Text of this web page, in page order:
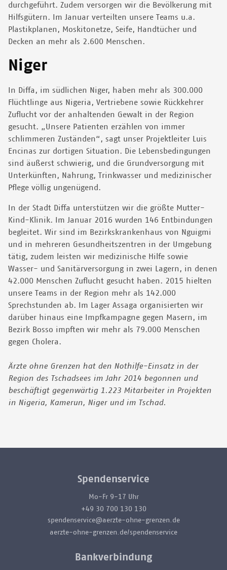
durchgeführt. Zudem versorgen wir die Bevölkerung mit
Hilfsgütern. Im Januar verteilten unsere Teams u.a.
Plastikplanen, Moskitonetze, Seife, Handtücher und
Decken an mehr als 2.600 Menschen.
Niger
In Diffa, im südlichen Niger, haben mehr als 300.000
Flüchtlinge aus Nigeria, Vertriebene sowie Rückkehrer
Zuflucht vor der anhaltenden Gewalt in der Region
gesucht. „Unsere Patienten erzählen von immer
schlimmeren Zuständen“, sagt unser Projektleiter Luis
Encinas zur dortigen Situation. Die Lebensbedingungen
sind äußerst schwierig, und die Grundversorgung mit
Unterkünften, Nahrung, Trinkwasser und medizinischer
Pflege völlig ungenügend.
In der Stadt Diffa unterstützen wir die größte Mutter-
Kind-Klinik. Im Januar 2016 wurden 146 Entbindungen
begleitet. Wir sind im Bezirkskrankenhaus von Nguigmi
und in mehreren Gesundheitszentren in der Umgebung
tätig, zudem leisten wir medizinische Hilfe sowie
Wasser- und Sanitärversorgung in zwei Lagern, in denen
42.000 Menschen Zuflucht gesucht haben. 2015 hielten
unsere Teams in der Region mehr als 142.000
Sprechstunden ab. Im Lager Assaga organisierten wir
darüber hinaus eine Impfkampagne gegen Masern, im
Bezirk Bosso impften wir mehr als 79.000 Menschen
gegen Cholera.
Ärzte ohne Grenzen hat den Nothilfe-Einsatz in der
Region des Tschadsees im Jahr 2014 begonnen und
beschäftigt gegenwärtig 1.223 Mitarbeiter in Projekten
in Nigeria, Kamerun, Niger und im Tschad.
Spendenservice
Mo-Fr 9-17 Uhr
+49 30 700 130 130
spendenservice@aerzte-ohne-grenzen.de
aerzte-ohne-grenzen.de/spendenservice
Bankverbindung